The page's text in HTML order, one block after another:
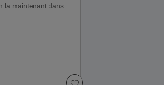
la maintenant dans